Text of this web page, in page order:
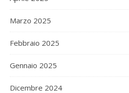
Marzo 2025
Febbraio 2025
Gennaio 2025
Dicembre 2024